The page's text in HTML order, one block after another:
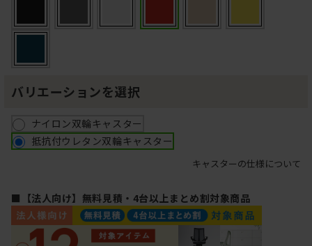
バリエーションを選択
ナイロン双輪キャスター
抵抗付ウレタン双輪キャスター
キャスターの仕様について
■【法人向け】無料見積・4台以上まとめ割対象商品